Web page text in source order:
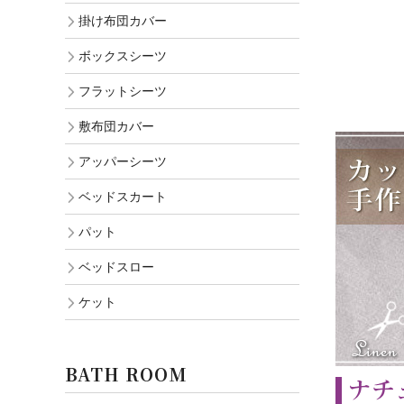
掛け布団カバー
ボックスシーツ
フラットシーツ
敷布団カバー
アッパーシーツ
ベッドスカート
パット
ベッドスロー
ケット
BATH ROOM